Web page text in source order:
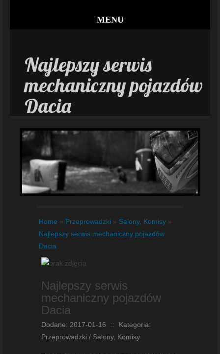
MENU
Najlepszy serwis
mechaniczny pojazdów
Dacia
Home » Przeprowadzki » Salony, Komisy »
Najlepszy serwis mechaniczny pojazdów
Dacia
Najlepszy serwis
mechaniczny pojazdów
Dacia
Dodane: 2017-01-16 ::
Kategoria:
Przeprowadzki / Salony, Komisy